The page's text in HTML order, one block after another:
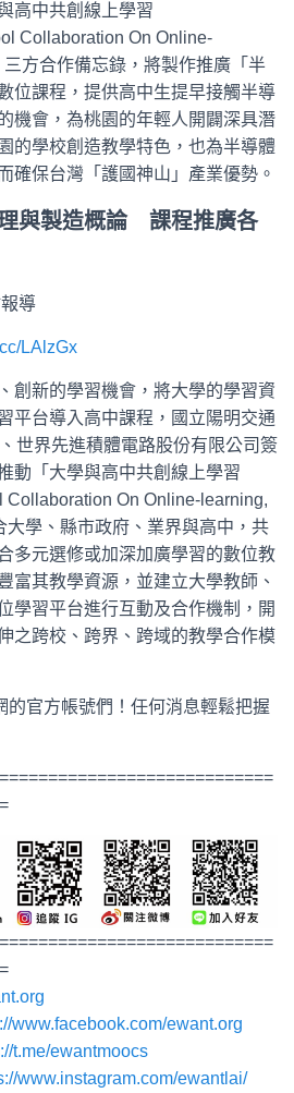
高中共創線上學習
Collaboration On Online-
方合作備忘錄，將製作推廣「半
位課程，提供高中生提早接觸半導
機會，為桃園的年輕人開闢深具潛
的學校創造教學特色，也為半導體
確保台灣「護國神山」產業優勢。
與製造概論 課程推廣各
導
LAlzGx
創新的學習機會，將大學的學習資
平台導入高中課程，國立陽明交通
世界先進積體電路股份有限公司簽
動「大學與高中共創線上學習
Collaboration On Online-learning,
大學、縣市政府、業界與高中，共
多元選修或加深加廣學習的數位教
富其教學資源，並建立大學教師、
學習平台進行互動及合作機制，開
之跨校、跨界、跨域的教學合作模
的官方帳號們！任何消息輕鬆把握
www.facebook.com/ewant.org
t.me/ewantmoocs
www.instagram.com/ewantlai/